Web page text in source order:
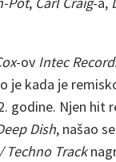
-ov Intec
je kada je
godine. Njen hit
Dish, našao
Techno Track